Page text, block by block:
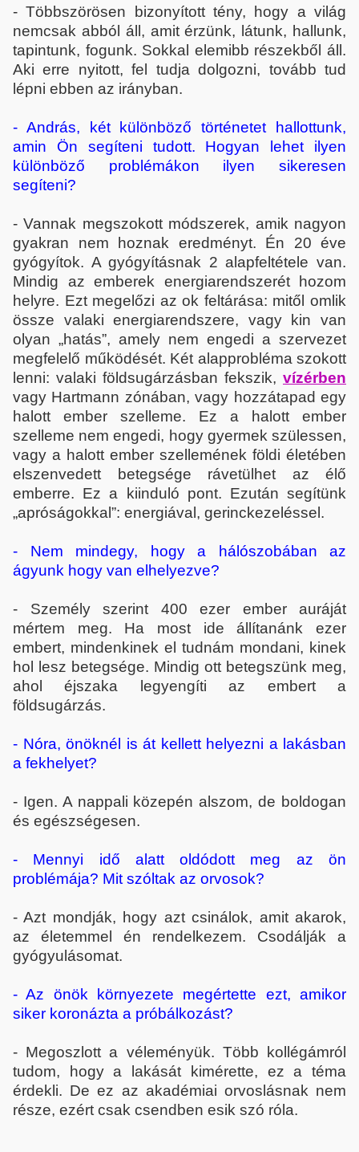
- Többszörösen bizonyított tény, hogy a világ
nemcsak abból áll, amit érzünk, látunk, hallunk,
tapintunk, fogunk. Sokkal elemibb részekből áll.
Aki erre nyitott, fel tudja dolgozni, tovább tud
lépni ebben az irányban.
- András, két különböző történetet hallottunk,
amin Ön segíteni tudott. Hogyan lehet ilyen
különböző problémákon ilyen sikeresen
segíteni?
- Vannak megszokott módszerek, amik nagyon
gyakran nem hoznak eredményt. Én 20 éve
gyógyítok. A gyógyításnak 2 alapfeltétele van.
Mindig az emberek energiarendszerét hozom
helyre. Ezt megelőzi az ok feltárása: mitől omlik
össze valaki energiarendszere, vagy kin van
olyan „hatás”, amely nem engedi a szervezet
megfelelő működését. Két alapprobléma szokott
lenni: valaki földsugárzásban fekszik, vízérben
vagy Hartmann zónában, vagy hozzátapad egy
halott ember szelleme. Ez a halott ember
szelleme nem engedi, hogy gyermek szülessen,
vagy a halott ember szellemének földi életében
elszenvedett betegsége rávetülhet az élő
emberre. Ez a kiinduló pont. Ezután segítünk
„apróságokkal”: energiával, gerinckezeléssel.
- Nem mindegy, hogy a hálószobában az
ágyunk hogy van elhelyezve?
- Személy szerint 400 ezer ember auráját
mértem meg. Ha most ide állítanánk ezer
embert, mindenkinek el tudnám mondani, kinek
hol lesz betegsége. Mindig ott betegszünk meg,
ahol éjszaka legyengíti az embert a
földsugárzás.
- Nóra, önöknél is át kellett helyezni a lakásban
a fekhelyet?
- Igen. A nappali közepén alszom, de boldogan
és egészségesen.
- Mennyi idő alatt oldódott meg az ön
problémája? Mit szóltak az orvosok?
- Azt mondják, hogy azt csinálok, amit akarok,
az életemmel én rendelkezem. Csodálják a
gyógyulásomat.
- Az önök környezete megértette ezt, amikor
siker koronázta a próbálkozást?
- Megoszlott a véleményük. Több kollégámról
tudom, hogy a lakását kimérette, ez a téma
érdekli. De ez az akadémiai orvoslásnak nem
része, ezért csak csendben esik szó róla.